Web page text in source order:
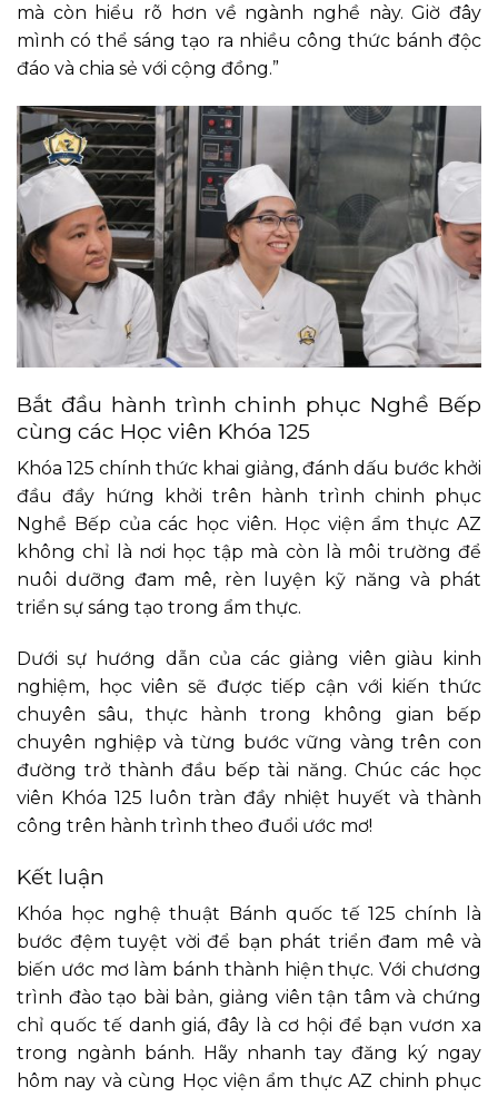
mà còn hiểu rõ hơn về ngành nghề này. Giờ đây
mình có thể sáng tạo ra nhiều công thức bánh độc
đáo và chia sẻ với cộng đồng.”
Bắt đầu hành trình chinh phục Nghề Bếp
cùng các Học viên Khóa 125
Khóa 125 chính thức khai giảng, đánh dấu bước khởi
đầu đầy hứng khởi trên hành trình chinh phục
Nghề Bếp của các học viên. Học viện ẩm thực AZ
không chỉ là nơi học tập mà còn là môi trường để
nuôi dưỡng đam mê, rèn luyện kỹ năng và phát
triển sự sáng tạo trong ẩm thực.
Dưới sự hướng dẫn của các giảng viên giàu kinh
nghiệm, học viên sẽ được tiếp cận với kiến thức
chuyên sâu, thực hành trong không gian bếp
chuyên nghiệp và từng bước vững vàng trên con
đường trở thành đầu bếp tài năng. Chúc các học
viên Khóa 125 luôn tràn đầy nhiệt huyết và thành
công trên hành trình theo đuổi ước mơ!
Kết luận
Khóa học nghệ thuật Bánh quốc tế 125 chính là
bước đệm tuyệt vời để bạn phát triển đam mê và
biến ước mơ làm bánh thành hiện thực. Với chương
trình đào tạo bài bản, giảng viên tận tâm và chứng
chỉ quốc tế danh giá, đây là cơ hội để bạn vươn xa
trong ngành bánh. Hãy nhanh tay đăng ký ngay
hôm nay và cùng Học viện ẩm thực AZ chinh phục